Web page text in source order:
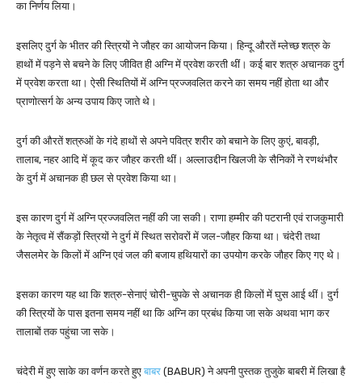
का निर्णय लिया।
इसलिए दुर्ग के भीतर की स्त्रियों ने जौहर का आयोजन किया। हिन्दू औरतें म्लेच्छ शत्रु के
हाथों में पड़ने से बचने के लिए जीवित ही अग्नि में प्रवेश करती थीं। कई बार शत्रु अचानक दुर्ग
में प्रवेश करता था। ऐसी स्थितियों में अग्नि प्रज्जवलित करने का समय नहीं होता था और
प्राणोत्सर्ग के अन्य उपाय किए जाते थे।
दुर्ग की औरतें शत्रुओं के गंदे हाथों से अपने पवित्र शरीर को बचाने के लिए कुएं, बावड़ी,
तालाब, नहर आदि में कूद कर जौहर करती थीं। अल्लाउद्दीन खिलजी के सैनिकों ने रणथंभौर
के दुर्ग में अचानक ही छल से प्रवेश किया था।
इस कारण दुर्ग में अग्नि प्रज्जवलित नहीं की जा सकी। राणा हम्मीर की पटरानी एवं राजकुमारी
के नेतृत्व में सैंकड़ों स्त्रियों ने दुर्ग में स्थित सरोवरों में जल-जौहर किया था। चंदेरी तथा
जैसलमेर के किलों में अग्नि एवं जल की बजाय हथियारों का उपयोग करके जौहर किए गए थे।
इसका कारण यह था कि शत्रु-सेनाएं चोरी-चुपके से अचानक ही किलों में घुस आई थीं। दुर्ग
की स्त्रियों के पास इतना समय नहीं था कि अग्नि का प्रबंध किया जा सके अथवा भाग कर
तालाबों तक पहुंचा जा सके।
चंदेरी में हुए साके का वर्णन करते हुए बाबर (BABUR) ने अपनी पुस्तक तुजुके बाबरी में लिखा है